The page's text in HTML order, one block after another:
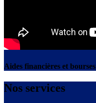
Aides financières et bourses
Nos services